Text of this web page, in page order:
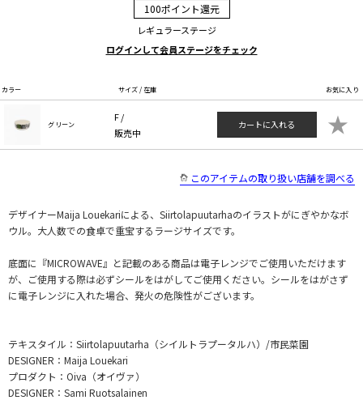
100ポイント還元
レギュラーステージ
ログインして会員ステージをチェック
カラー サイズ / 在庫 お気に入り
グリーン
F /
販売中
カートに入れる ★
このアイテムの取り扱い店舗を調べる
デザイナーMaija Louekariによる、Siirtolapuutarhaのイラストがにぎやかなボ
ウル。大人数での食卓で重宝するラージサイズです。
底面に『MICROWAVE』と記載のある商品は電子レンジでご使用いただけます
が、ご使用する際は必ずシールをはがしてご使用ください。シールをはがさず
に電子レンジに入れた場合、発火の危険性がございます。
テキスタイル：Siirtolapuutarha（シイルトラプータルハ）/市民菜園
DESIGNER：Maija Louekari
プロダクト：Oiva（オイヴァ）
DESIGNER：Sami Ruotsalainen